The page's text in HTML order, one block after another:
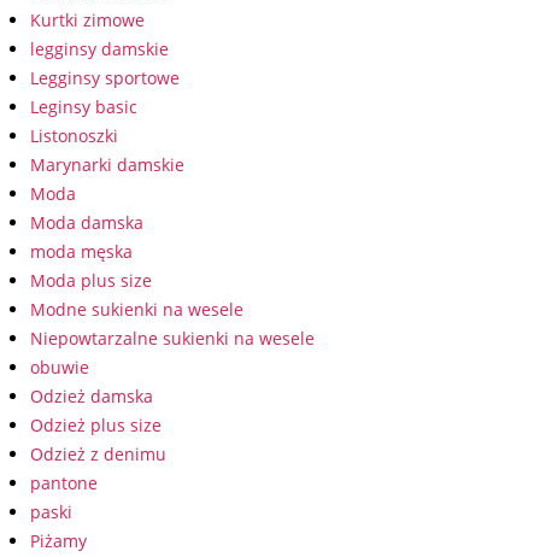
Kurtki zimowe
legginsy damskie
Legginsy sportowe
Leginsy basic
Listonoszki
Marynarki damskie
Moda
Moda damska
moda męska
Moda plus size
Modne sukienki na wesele
Niepowtarzalne sukienki na wesele
obuwie
Odzież damska
Odzież plus size
Odzież z denimu
pantone
paski
Piżamy